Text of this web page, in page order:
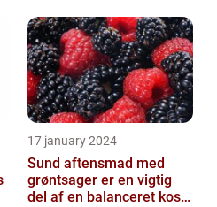
17 january 2024
Sund aftensmad med
grøntsager er en vigtig
del af en balanceret kost,